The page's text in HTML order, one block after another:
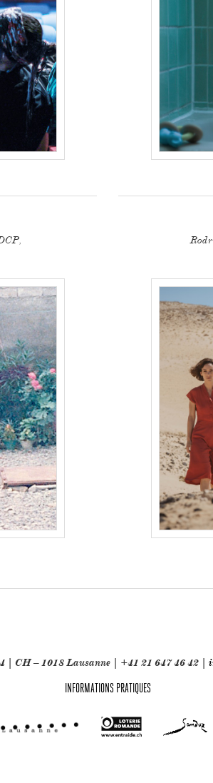
| CH – 1018 Lausanne | +41 21 647 46 42 |
INFORMATIONS PRATIQUES